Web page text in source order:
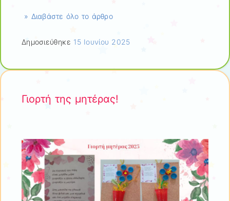
» Διαβάστε όλο το άρθρο
Δημοσιεύθηκε 15 Ιουνίου 2025
Γιορτή της μητέρας!